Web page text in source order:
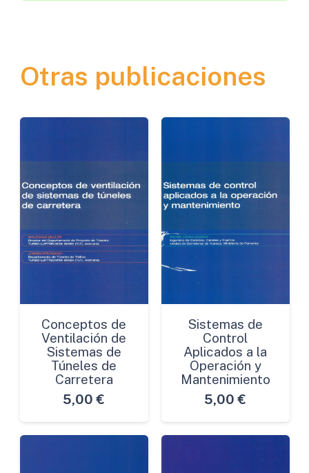
Otras publicaciones
Conceptos de
Ventilación de
Sistemas de
Túneles de
Carretera
5,00 €
Sistemas de
Control
Aplicados a la
Operación y
Mantenimiento
5,00 €